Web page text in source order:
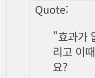
Quote:
"효과가
리고 이
요?